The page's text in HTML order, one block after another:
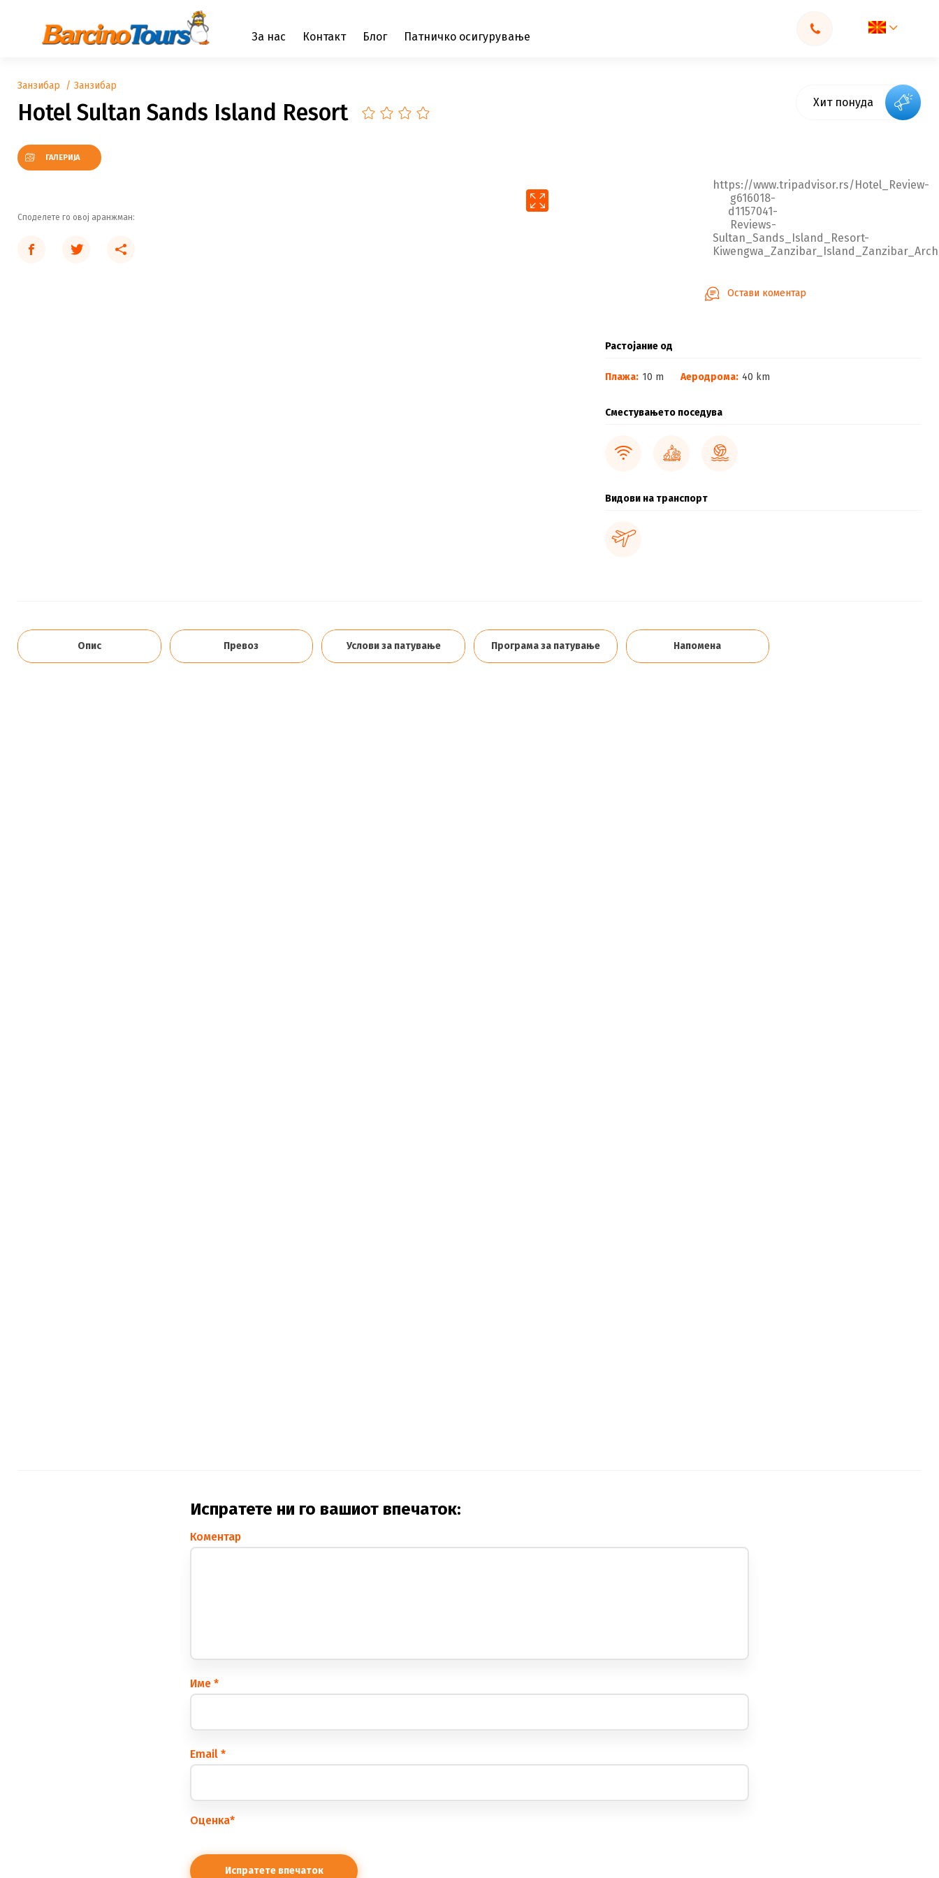
За нас Контакт Блог Патничко осигурување
Занзибар Занзибар
Hotel Sultan Sands Island Resort Хит понуда
ГАЛЕРИЈА
Споделете го овој аранжман:
https://www.tripadvisor.rs/Hotel_Review-
g616018-
d1157041-
Reviews-
Sultan_Sands_Island_Resort-
Остави коментар
Растојание од
Плажа: 10 m Аеродрома: 40 km
Сместувањето поседува
Видови на транспорт
Опис Превоз Услови за патување Програма за патување Напомена
Испратете ни го вашиот впечаток:
Коментар
Име *
Еmail *
Оценка*